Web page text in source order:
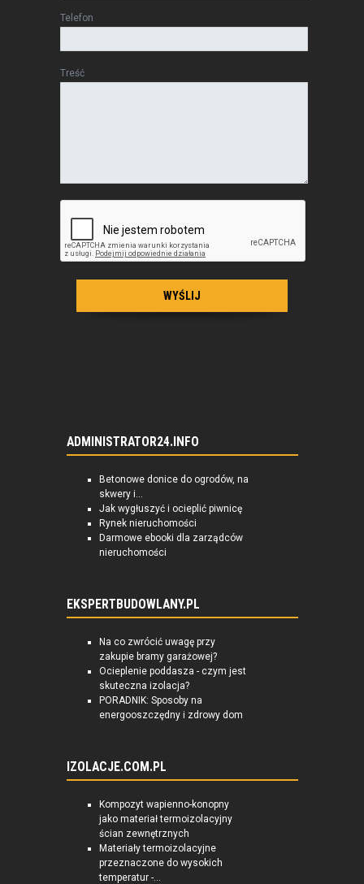
Telefon
Treść
ADMINISTRATOR24.INFO
Betonowe donice do ogrodów, na
skwery i...
Jak wygłuszyć i ocieplić piwnicę
Rynek nieruchomości
Darmowe ebooki dla zarządców
nieruchomości
EKSPERTBUDOWLANY.PL
Na co zwrócić uwagę przy
zakupie bramy garażowej?
Ocieplenie poddasza - czym jest
skuteczna izolacja?
PORADNIK: Sposoby na
energooszczędny i zdrowy dom
IZOLACJE.COM.PL
Kompozyt wapienno-konopny
jako materiał termoizolacyjny
ścian zewnętrznych
Materiały termoizolacyjne
przeznaczone do wysokich
temperatur -...